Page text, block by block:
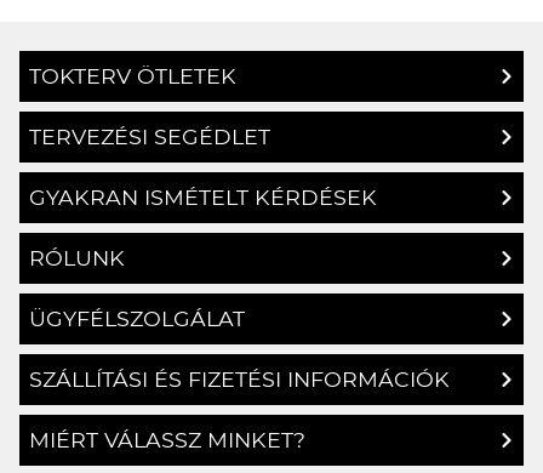
TOKTERV ÖTLETEK
TERVEZÉSI SEGÉDLET
GYAKRAN ISMÉTELT KÉRDÉSEK
RÓLUNK
ÜGYFÉLSZOLGÁLAT
SZÁLLÍTÁSI ÉS FIZETÉSI INFORMÁCIÓK